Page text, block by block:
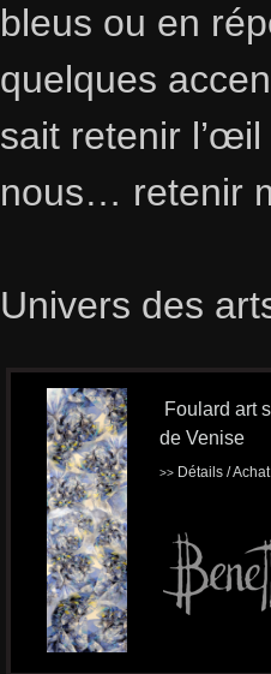
bleus ou en
quelques
sait retenir
nous… retenir
Univers des
Foulard art
de Venise
>> Détails /